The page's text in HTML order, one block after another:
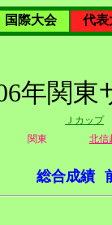
国際大会
代表
年関
Ｊカップ
関東 北信
総合成績